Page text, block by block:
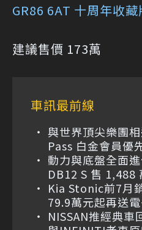
GR86 6AT 十周年收藏
建議售價 173萬
車訊最前線
與世界頂尖樂團
Pass 白金會員優
動力與底盤全面
DB12 S 售 1,488
Kia Stonic前7月
79.9萬元起再送
NISSAN推經典